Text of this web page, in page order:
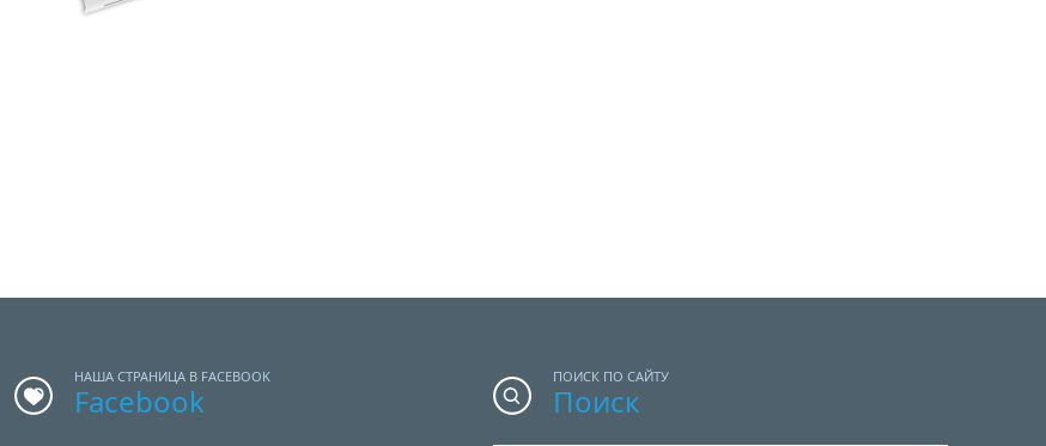
НАША СТРАНИЦА В FACEBOOK
Facebook
ПОИСК ПО САЙТУ
Поиск